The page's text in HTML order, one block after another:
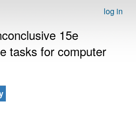
log in
15e
tasks for computer